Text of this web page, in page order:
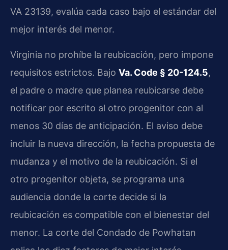
VA 23139, evalúa cada caso bajo el estándar del
mejor interés del menor.
Virginia no prohíbe la reubicación, pero impone
requisitos estrictos. Bajo Va. Code § 20-124.5,
el padre o madre que planea reubicarse debe
notificar por escrito al otro progenitor con al
menos 30 días de anticipación. El aviso debe
incluir la nueva dirección, la fecha propuesta de
mudanza y el motivo de la reubicación. Si el
otro progenitor objeta, se programa una
audiencia donde la corte decide si la
reubicación es compatible con el bienestar del
menor. La corte del Condado de Powhatan